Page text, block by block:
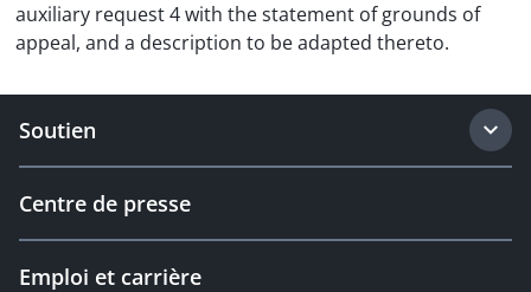
auxiliary request 4 with the statement of grounds of
appeal, and a description to be adapted thereto.
Soutien
Centre de presse
Emploi et carrière